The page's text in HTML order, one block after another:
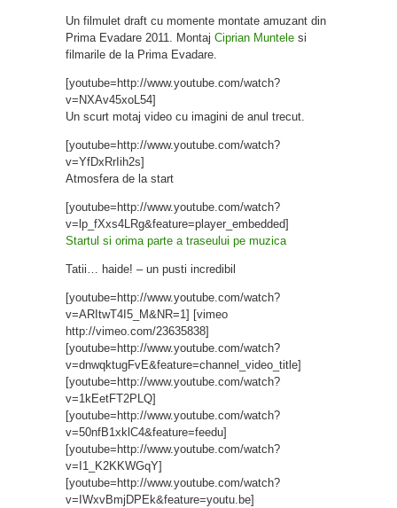
Un filmulet draft cu momente montate amuzant din
Prima Evadare 2011. Montaj Ciprian Muntele si
filmarile de la Prima Evadare.
[youtube=http://www.youtube.com/watch?
v=NXAv45xoL54]
Un scurt motaj video cu imagini de anul trecut.
[youtube=http://www.youtube.com/watch?
v=YfDxRrIih2s]
Atmosfera de la start
[youtube=http://www.youtube.com/watch?
v=lp_fXxs4LRg&feature=player_embedded]
Startul si orima parte a traseului pe muzica
Tatii… haide! – un pusti incredibil
[youtube=http://www.youtube.com/watch?
v=ARItwT4I5_M&NR=1] [vimeo
http://vimeo.com/23635838]
[youtube=http://www.youtube.com/watch?
v=dnwqktugFvE&feature=channel_video_title]
[youtube=http://www.youtube.com/watch?
v=1kEetFT2PLQ]
[youtube=http://www.youtube.com/watch?
v=50nfB1xklC4&feature=feedu]
[youtube=http://www.youtube.com/watch?
v=I1_K2KKWGqY]
[youtube=http://www.youtube.com/watch?
v=IWxvBmjDPEk&feature=youtu.be]